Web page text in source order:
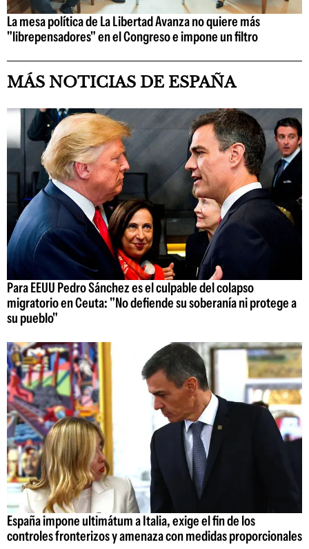
La mesa política de La Libertad Avanza no quiere más
"librepensadores" en el Congreso e impone un filtro
MÁS NOTICIAS DE ESPAÑA
Para EEUU Pedro Sánchez es el culpable del colapso
migratorio en Ceuta: "No defiende su soberanía ni protege a
su pueblo"
España impone ultimátum a Italia, exige el fin de los
controles fronterizos y amenaza con medidas proporcionales